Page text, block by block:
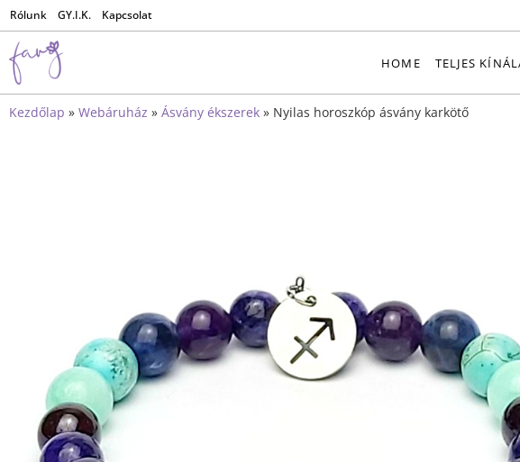
Rólunk GY.I.K. Kapcsolat
HOME TELJES
Kezdőlap » Webáruház » Ásvány ékszerek » Nyilas horoszkóp ásvány karkötő